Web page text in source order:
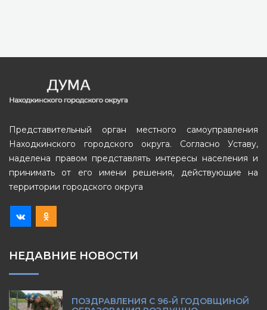
Представительный орган местного самоуправления
Находкинского городского округа. Согласно Уставу,
наделена правом представлять интересы населения и
принимать от его имени решения, действующие на
территории городского округа
НЕДАВНИЕ НОВОСТИ
ПОЗДРАВЛЕНИЯ С 96-Й ГОДОВЩИНОЙ